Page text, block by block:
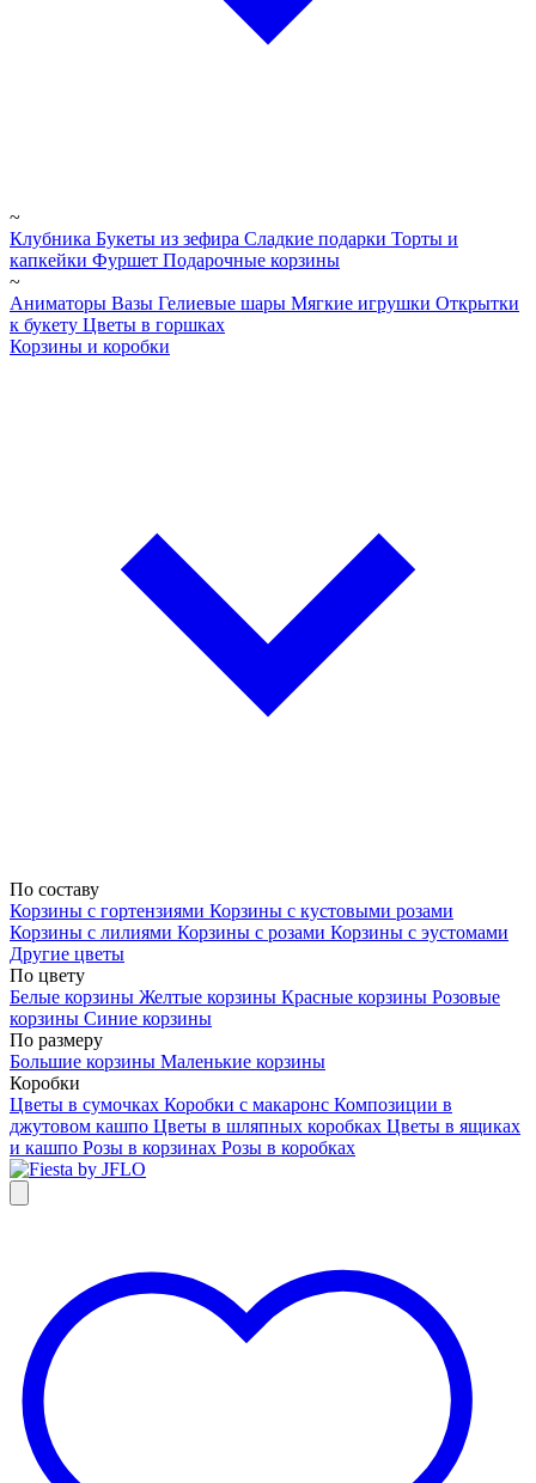
~
Клубника Букеты из зефира Сладкие подарки Торты и
капкейки Фуршет Подарочные корзины
~
Аниматоры Вазы Гелиевые шары Мягкие игрушки Открытки
к букету Цветы в горшках
Корзины и коробки
По составу
Корзины с гортензиями Корзины с кустовыми розами
Корзины с лилиями Корзины с розами Корзины с эустомами
Другие цветы
По цвету
Белые корзины Желтые корзины Красные корзины Розовые
корзины Синие корзины
По размеру
Большие корзины Маленькие корзины
Коробки
Цветы в сумочках Коробки с макаронс Композиции в
джутовом кашпо Цветы в шляпных коробках Цветы в ящиках
и кашпо Розы в корзинах Розы в коробках